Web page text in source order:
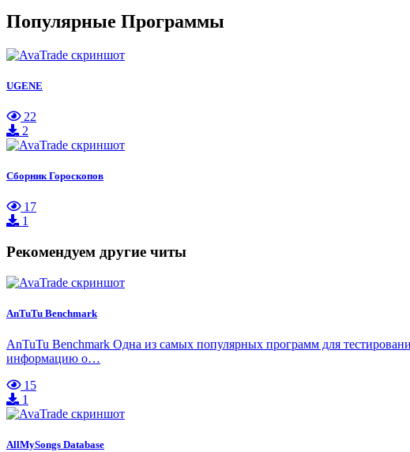
Популярные Программы
UGENE
22
2
Сборник Гороскопов
17
1
Рекомендуем другие читы
AnTuTu Benchmark
AnTuTu Benchmark Одна из самых популярных программ для
информацию о…
15
1
AllMySongs Database